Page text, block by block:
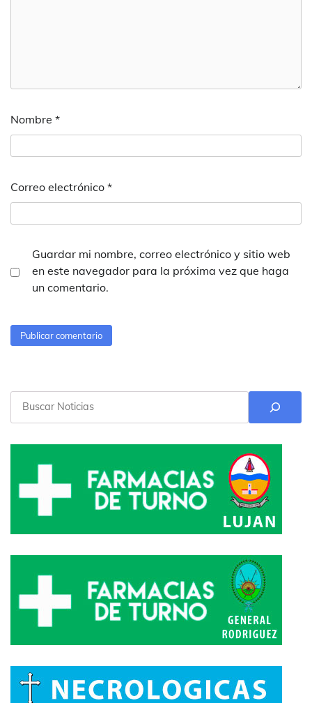
Nombre *
Correo electrónico *
Guardar mi nombre, correo electrónico y sitio web
en este navegador para la próxima vez que haga
un comentario.